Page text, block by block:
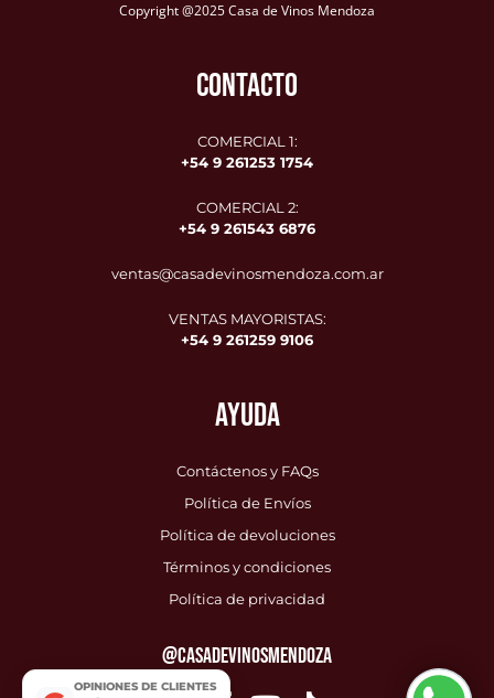
Copyright @2025 Casa de Vinos Mendoza
CONTACTO
COMERCIAL 1:
+54 9 261253 1754
COMERCIAL 2:
+54 9 261543 6876
ventas@casadevinosmendoza.com.ar
VENTAS MAYORISTAS:
+54 9 261259 9106
AYUDA
Contáctenos y FAQs
Política de Envíos
Política de devoluciones
Términos y condiciones
Política de privacidad
@CASADEVINOSMENDOZA
OPINIONES DE CLIENTES
🚚 Envío Gratis